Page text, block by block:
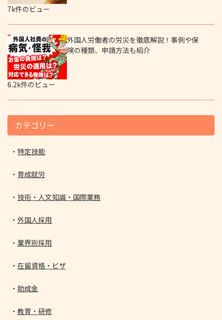
7k件のビュー
外国人労働者の労災を徹底解説！事例や保
険の種類、申請方法も紹介
6.2k件のビュー
カテゴリー
特定技能
育成就労
技術・人文知識・国際業務
外国人採用
業界別採用
在留資格・ビザ
助成金
教育・研修